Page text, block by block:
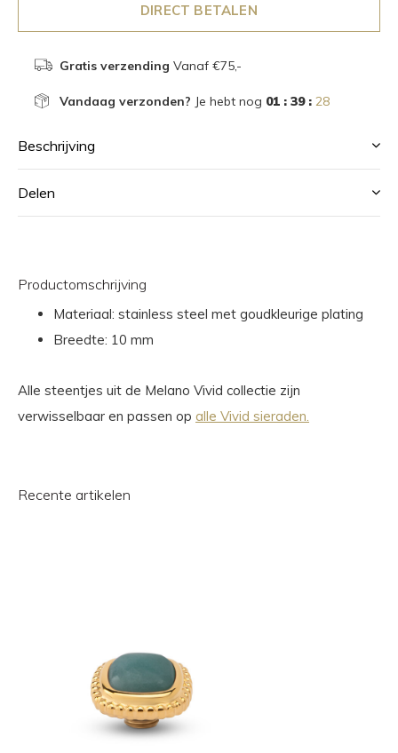
DIRECT BETALEN
Gratis verzending Vanaf €75,-
Vandaag verzonden? Je hebt nog 01 : 39 : 28
Beschrijving
Delen
Productomschrijving
Materiaal: stainless steel met goudkleurige plating
Breedte: 10 mm
Alle steentjes uit de Melano Vivid collectie zijn
verwisselbaar en passen op alle Vivid sieraden.
Recente artikelen